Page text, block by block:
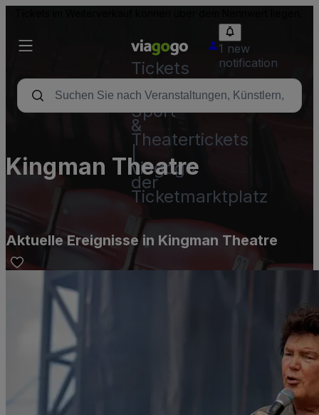
Tickets
-
Konzert-,
Sport-
&
Theatertickets
|
viagogo
der
Ticketmarktplatz
1 new
notification
Kingman Theatre
Aktuelle Ereignisse in Kingman Theatre